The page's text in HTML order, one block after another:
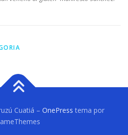
Cuatiá – OnePress tema por